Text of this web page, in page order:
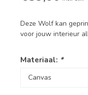
Deze Wolf kan
voor jouw interieur
Materiaal: *